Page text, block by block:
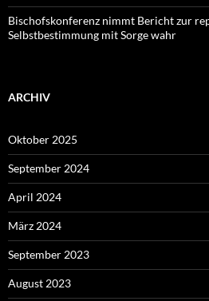
Bischofskonferenz nimmt Bericht zur
Selbstbestimmung mit Sorge wahr
ARCHIV
Oktober 2025
September 2024
April 2024
März 2024
September 2023
August 2023